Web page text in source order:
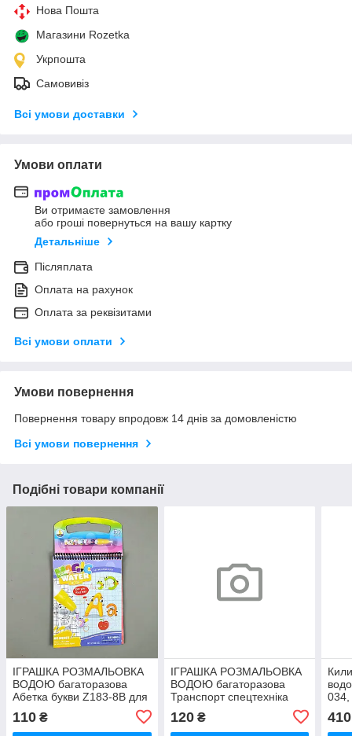
Нова Пошта
Магазини Rozetka
Укрпошта
Самовивіз
Всі умови доставки
Умови оплати
Ви отримаєте замовлення
або гроші повернуться на вашу картку
Детальніше
Післяплата
Оплата на рахунок
Оплата за реквізитами
Всі умови оплати
Умови повернення
Повернення товару впродовж 14 днів за домовленістю
Всі умови повернення
Подібні товари компанії
ІГРАШКА РОЗМАЛЬОВКА
ВОДОЮ багаторазова
Абетка букви Z183-8B для
17,малюнки,
110 ₴
ІГРАШКА РОЗМАЛЬОВКА
ВОДОЮ багаторазова
Транспорт спецтехніка
120₴ 410